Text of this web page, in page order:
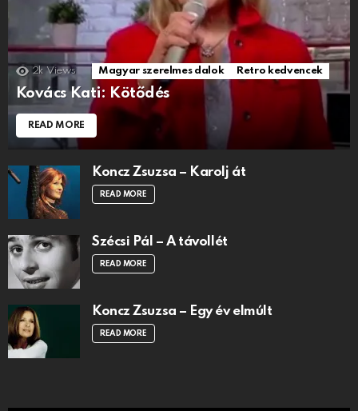
2k Views Magyar szerelmes dalok Retro kedvencek
Kovács Kati: Kötődés
READ MORE
Koncz Zsuzsa – Karolj át
READ MORE
Szécsi Pál – A távollét
READ MORE
Koncz Zsuzsa – Egy év elmúlt
READ MORE